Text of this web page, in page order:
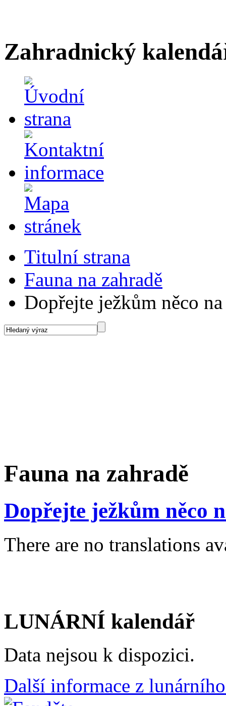
Zahradnický
Titulní strana
Fauna na zahradě
Dopřejte ježkům něco
Fauna na zahradě
Dopřejte ježkům něco
There are no translations
LUNÁRNÍ kalendář
Data nejsou k dispozici.
Další informace z